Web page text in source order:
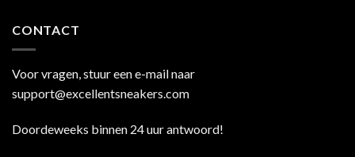
CONTACT
Voor vragen, stuur een e-mail naar
support@excellentsneakers.com
Doordeweeks binnen 24 uur antwoord!